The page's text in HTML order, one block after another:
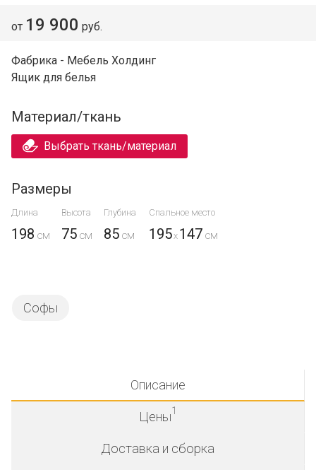
от 19 900 руб.
Фабрика - Мебель Холдинг
Ящик для белья
Материал/ткань
Выбрать ткань/материал
Размеры
Длина Высота Глубина Спальное место
198 75 85 195x 147
Софы
Описание
Цены1
Доставка и сборка